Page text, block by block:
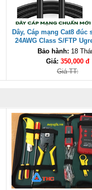
Dây, Cáp mạng Cat8 đúc
24AWG Class S/FTP
cao cấp
Bảo hành: 18
Giá: 350,000 đ
Giá TT: